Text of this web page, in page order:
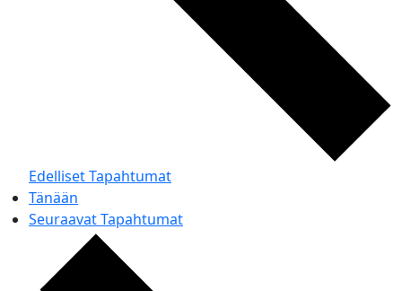
EdellisetTapahtumat
Tänään
SeuraavatTapahtumat